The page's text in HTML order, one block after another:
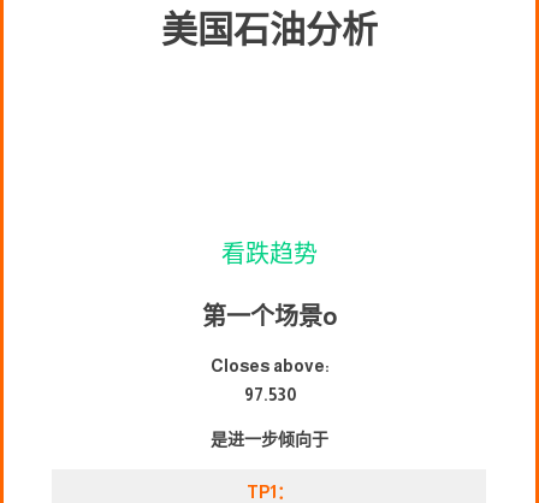
美国石油分析
看跌趋势
第一个场景o
Closes above:
97.530
是进一步倾向于
TP1：